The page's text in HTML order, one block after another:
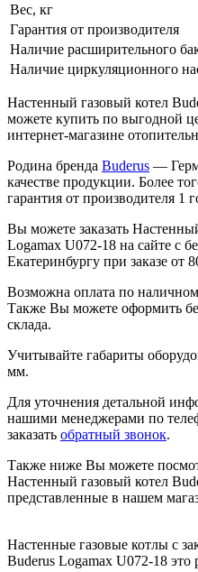
Вес, кг
Гарантия от производителя
Наличие расширительного
Наличие циркуляционного
Настенный газовый котел
можете купить по выгодной
интернет-магазине
Родина бренда Buderus —
качестве продукции. Более
гарантия от производителя 1
Вы можете заказать
Logamax U072-18 на сайте с
Екатеринбургу при заказе от
Возможна оплата по
Также Вы можете оформить
склада.
Учитывайте габариты
мм.
Для уточнения детальной
нашими менеджерами по
заказать обратный звонок.
Также ниже Вы можете
Настенный газовый котел
представленные в нашем
Настенные газовые котлы c
Buderus Logamax U072-18 это